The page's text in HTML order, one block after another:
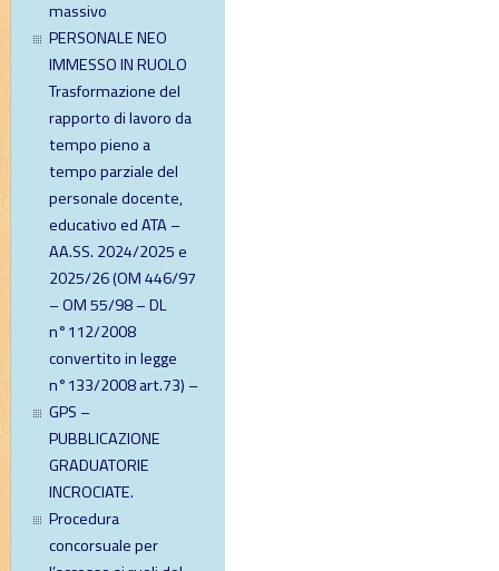
massivo
PERSONALE NEO
IMMESSO IN RUOLO
Trasformazione del
rapporto di lavoro da
tempo pieno a
tempo parziale del
personale docente,
educativo ed ATA –
AA.SS. 2024/2025 e
2025/26 (OM 446/97
– OM 55/98 – DL
n°112/2008
convertito in legge
n°133/2008 art.73) –
GPS –
PUBBLICAZIONE
GRADUATORIE
INCROCIATE.
Procedura
concorsuale per